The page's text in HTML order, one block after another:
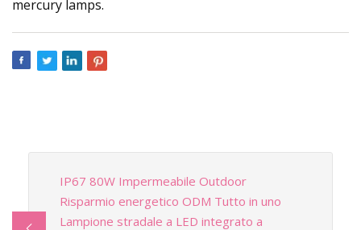
mercury lamps.
IP67 80W Impermeabile Outdoor
Risparmio energetico ODM Tutto in uno
Lampione stradale a LED integrato a